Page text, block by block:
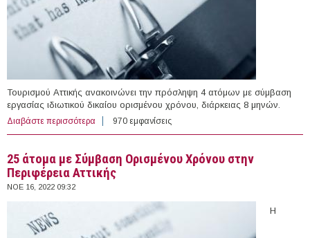
Τουρισμού Αττικής ανακοινώνει την πρόσληψη 4 ατόμων με σύμβαση
εργασίας ιδιωτικού δικαίου ορισμένου χρόνου, διάρκειας 8 μηνών.
Διαβάστε περισσότερα για 4 άτομα με Σύμβαση Ορισμένου Χρόνου στο Ι.Ε.Κ.
Τουρισμού Αττικής
970 εμφανίσεις
25 άτομα με Σύμβαση Ορισμένου Χρόνου στην
Περιφέρεια Αττικής
ΝΟΕ 16, 2022 09:32
Η